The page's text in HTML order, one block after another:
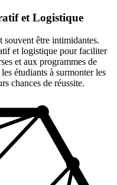
et Logistique
souvent être intimidantes.
et logistique pour faciliter
et aux programmes de
étudiants à surmonter les
chances de réussite.